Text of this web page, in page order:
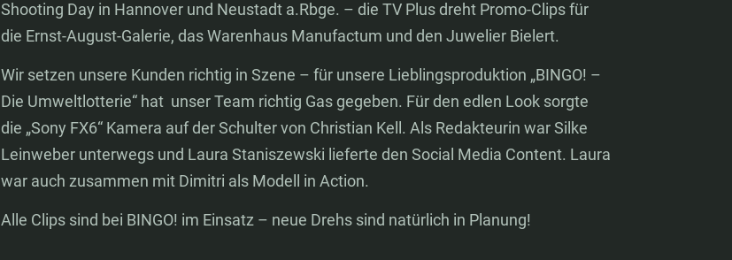
Shooting Day in Hannover und Neustadt a.Rbge. – die TV Plus dreht Promo-Clips für
die Ernst-August-Galerie, das Warenhaus Manufactum und den Juwelier Bielert.
Wir setzen unsere Kunden richtig in Szene – für unsere Lieblingsproduktion „BINGO! –
Die Umweltlotterie“ hat unser Team richtig Gas gegeben. Für den edlen Look sorgte
die „Sony FX6“ Kamera auf der Schulter von Christian Kell. Als Redakteurin war Silke
Leinweber unterwegs und Laura Staniszewski lieferte den Social Media Content. Laura
war auch zusammen mit Dimitri als Modell in Action.
Alle Clips sind bei BINGO! im Einsatz – neue Drehs sind natürlich in Planung!